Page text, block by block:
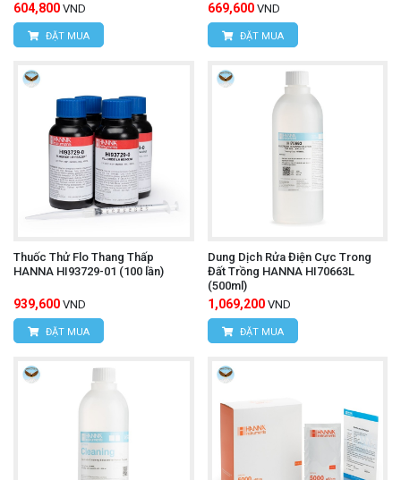
604,800 VND
ĐẶT MUA
669,600 VND
ĐẶT MUA
Thuốc Thử Flo Thang Thấp
HANNA HI93729-01 (100 lần)
939,600 VND
ĐẶT MUA
Dung Dịch Rửa Điện Cực Trong
Đất Trồng HANNA HI70663L
(500ml)
1,069,200 VND
ĐẶT MUA